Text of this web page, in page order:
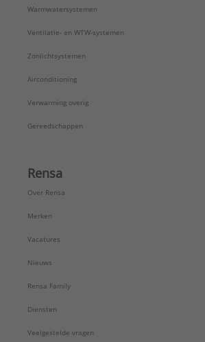
Warmwatersystemen
Ventilatie- en WTW-systemen
Zonlichtsystemen
Airconditioning
Verwarming overig
Gereedschappen
Rensa
Over Rensa
Merken
Vacatures
Nieuws
Rensa Family
Diensten
Veelgestelde vragen